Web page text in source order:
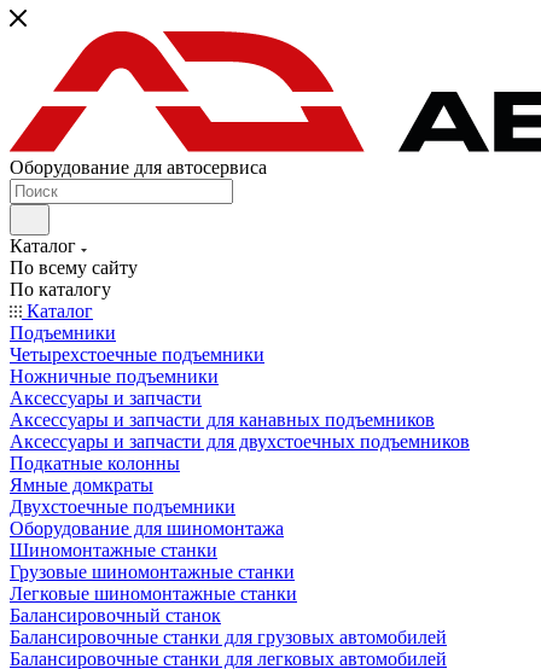
Оборудование для автосервиса
Каталог
По всему сайту
По каталогу
Каталог
Подъемники
Четырехстоечные подъемники
Ножничные подъемники
Аксессуары и запчасти
Аксессуары и запчасти для канавных подъемников
Аксессуары и запчасти для двухстоечных подъемников
Подкатные колонны
Ямные домкраты
Двухстоечные подъемники
Оборудование для шиномонтажа
Шиномонтажные станки
Грузовые шиномонтажные станки
Легковые шиномонтажные станки
Балансировочный станок
Балансировочные станки для грузовых автомобилей
Балансировочные станки для легковых автомобилей